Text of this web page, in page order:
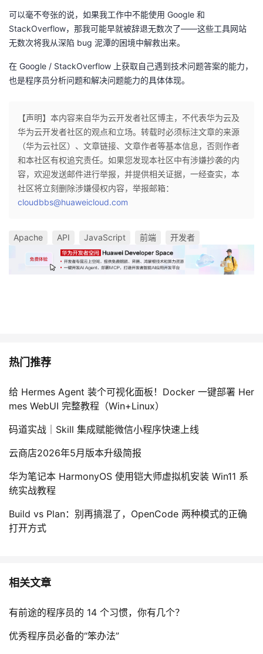
可以毫不夸张的说，如果我工作中不能使用 Google 和
StackOverflow，那我可能早就被辞退无数次了——这些工具网站
无数次将我从深陷 bug 泥潭的困境中解救出来。
在 Google / StackOverflow 上获取自己遇到技术问题答案的能力，
也是程序员分析问题和解决问题能力的具体体现。
【声明】本内容来自华为云开发者社区博主，不代表华为云及
华为云开发者社区的观点和立场。转载时必须标注文章的来源
（华为云社区）、文章链接、文章作者等基本信息，否则作者
和本社区有权追究责任。如果您发现本社区中有涉嫌抄袭的内
容，欢迎发送邮件进行举报，并提供相关证据，一经查实，本
社区将立刻删除涉嫌侵权内容，举报邮箱：
cloudbbs@huaweicloud.com
Apache API JavaScript 前端 开发者
热门推荐
给 Hermes Agent 装个可视化面板！Docker 一键部署 Her
mes WebUI 完整教程（Win+Linux）
码道实战｜Skill 集成赋能微信小程序快速上线
云商店2026年5月版本升级简报
华为笔记本 HarmonyOS 使用铠大师虚拟机安装 Win11 系
统实战教程
Build vs Plan：别再搞混了，OpenCode 两种模式的正确
打开方式
相关文章
有前途的程序员的 14 个习惯，你有几个？
优秀程序员必备的“笨办法”